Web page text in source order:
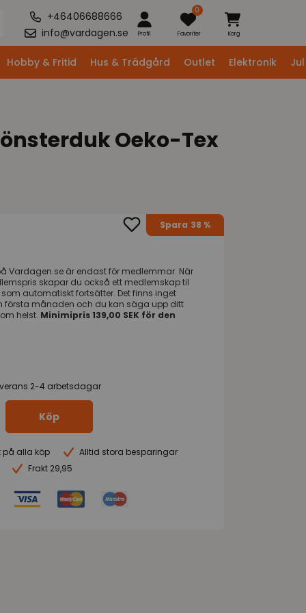
+46406688666
info@vardagen.se
Profil
0
Favoriter Korg
Hobby & Fritid Hus & Trädgård Outlet Elektronik Jul
Oeko-Tex
Spara 38 %
Vardagen.se är endast för medlemmar. När
skapar du också ett medlemskap til
som automatiskt fortsätter. Det finns inget
första månaden och du kan säga upp ditt
helst. Minimipris 139,00 SEK för den
2-4 arbetsdagar
Köp
på alla köp
Alltid stora besparingar
Frakt 29,95